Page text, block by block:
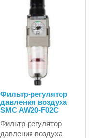
Фильтр-регулятор
давления воздуха
SMC AW20-F02С
Фильтр-регулятор
давления воздуха